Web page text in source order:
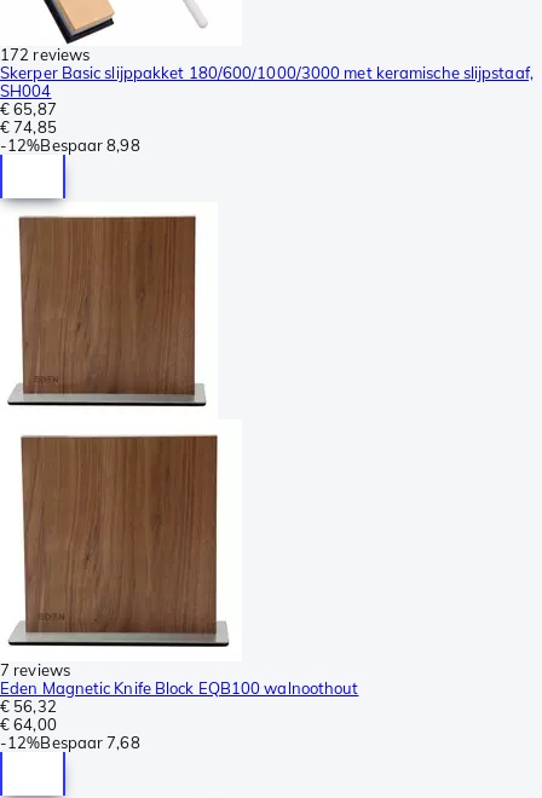
172 reviews
Skerper Basic slijppakket 180/600/1000/3000 met keramische slijpstaaf,
SH004
€ 65,87
€ 74,85
-12%Bespaar 8,98
7 reviews
Eden Magnetic Knife Block EQB100 walnoothout
€ 56,32
€ 64,00
-12%Bespaar 7,68